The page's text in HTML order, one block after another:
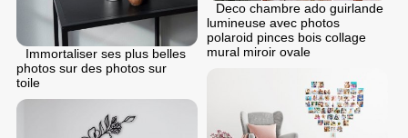
Immortaliser ses plus belles
photos sur des photos sur
toile
Deco chambre ado guirlande
lumineuse avec photos
polaroid pinces bois collage
mural miroir ovale